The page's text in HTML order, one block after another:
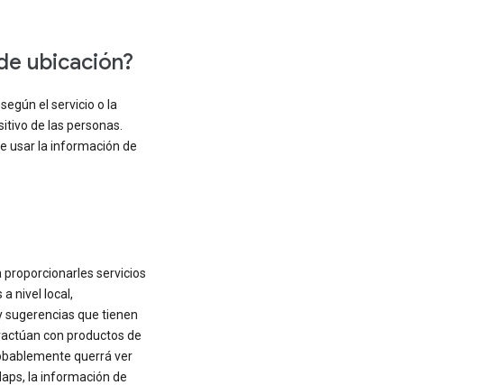
ubicación?
el servicio o la
de las personas.
usar la información de
servicios
nivel local,
sugerencias que tienen
con productos de
querrá ver
la información de